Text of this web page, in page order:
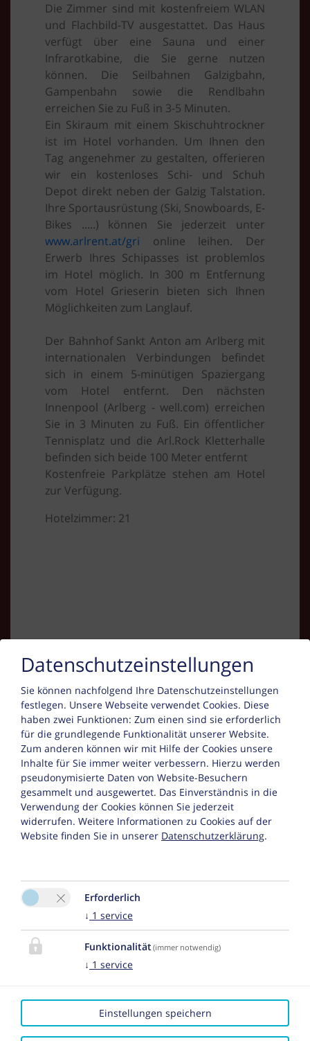
Die Zimmer sind mit kostenfreiem WLAN
und Flachbild-TV ausgestattet. Das Haus
verfügt über eine Sauna und einer
Infrarotkabine, die Sie gerne nutzen
können. Die Seilbahnen Galzigbahn,
Gampenbahn sowie die Rendlbahn
erreichen Sie zu Fuß in 3-5 Minuten.
Ein Skiraum mit einem Skischuhtrockner
ist im Hotel vorhanden. Um Ihnen den
Tag angenehmer zu gestalten, offerieren
wir ein kostenloses Schi- und Schuh
Depot direkt neben der Galzig Talstation.
Ihre Sportausrüstung (Ski, Snowboards, E-
Bikes .....) können Sie jederzeit unter
www.arlrent.at/gri online leihen. Der
Erwerb Ihres Schipasses ist problemlos
im Hotel möglich. In 300 m Entfernung
vom Hotel Grieserin bieten sich Ihnen
Möglichkeiten zum Langlauf.
Der Bahnhof Sankt Anton am Arlberg mit
internationalen Verbindungen befindet
sich in einem 5-minütigen Spaziergang
vom Hotel entfernt. Den nächsten
Innenpool (Arlberg - well.com) erreichen
Sie in 3 Minuten zu Fuß. Ein öffentlicher
Tennisplatz und die Arl.Rock Kletterhalle
befinden sich beide 100 Meter entfernt
Kostenfreie Parkplätze stehen am Hotel
zur Verfügung.
Hotelzimmer: 21
Kontakt
Brigitte Tafeit
im Gries 2
6580 St. Anton am Arlberg
Tel. :+43 5446 2720
Fax : +43 5446 272025
E-Mail:office@grieserin.at
Bitte aktivieren Sie in den Cookie Einstellungen die
Darstellung
Cookie Einstellungen
Datenschutzeinstellungen
Sie können nachfolgend Ihre Datenschutzeinstellungen
festlegen. Unsere Webseite verwendet Cookies. Diese
haben zwei Funktionen: Zum einen sind sie erforderlich
für die grundlegende Funktionalität unserer Website.
Zum anderen können wir mit Hilfe der Cookies unsere
Inhalte für Sie immer weiter verbessern. Hierzu werden
pseudonymisierte Daten von Website-Besuchern
gesammelt und ausgewertet. Das Einverständnis in die
Verwendung der Cookies können Sie jederzeit
widerrufen. Weitere Informationen zu Cookies auf der
Website finden Sie in unserer Datenschutzerklärung.
Erforderlich
↓ 1 service
Funktionalität(immer notwendig)
↓ 1 service
Einstellungen speichern